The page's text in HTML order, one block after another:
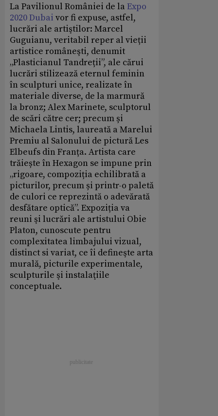
La Pavilionul României de la Expo
2020 Dubai vor fi expuse, astfel,
lucrări ale artiştilor: Marcel
Guguianu, veritabil reper al vieții
artistice româneşti, denumit
„Plasticianul Tandreții”, ale cărui
lucrări stilizează eternul feminin
în sculpturi unice, realizate în
materiale diverse, de la marmură
la bronz; Alex Marinete, sculptorul
de scări către cer; precum și
Michaela Lintis, laureată a Marelui
Premiu al Salonului de pictură Les
Elbeufs din Franța. Artista care
trăiește în Hexagon se impune prin
„rigoare, compoziția echilibrată a
picturilor, precum și printr-o paletă
de culori ce reprezintă o adevărată
desfătare optică”. Expoziția va
reuni şi lucrări ale artistului Obie
Platon, cunoscute pentru
complexitatea limbajului vizual,
distinct si variat, ce îi defineşte arta
murală, picturile experimentale,
sculpturile şi instalaţiile
conceptuale.